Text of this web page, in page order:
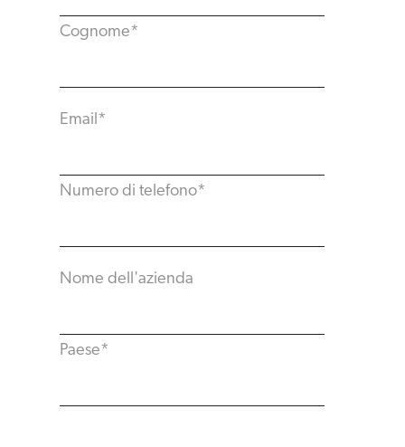
Cognome*
Email*
Numero di telefono*
Nome dell'azienda
Paese*